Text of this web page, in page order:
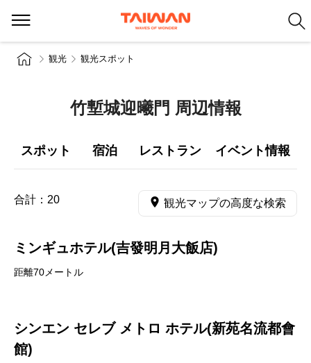
観光 観光スポット
竹塹城迎曦門 周辺情報
スポット 宿泊 レストラン イベント情報
合計： 20 観光マップの高度な検索
ミンギュホテル(吉發明月大飯店)
距離70メートル
シンエン セレブ メトロ ホテル(新苑名流都會
館)